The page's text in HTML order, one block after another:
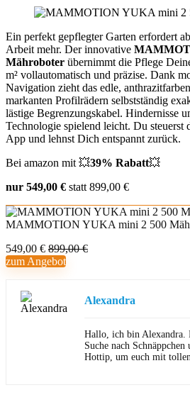
Ein perfekt gepflegter Garten erfordert
Arbeit mehr. Der innovative
Mähroboter übernimmt die Pflege
m² vollautomatisch und präzise. Dank
Navigation zieht das edle,
markanten Profilrädern selbstständig
lästige Begrenzungskabel. Hindernisse
Technologie spielend leicht. Du steuerst
App und lehnst Dich entspannt zurück.
Bei amazon mit 💥39% Rabatt💥
nur 549,00 € statt 899,00 €
MAMMOTION YUKA mini 2 500
549,00 € 899,00 €
zum Angebot
Alexandra
Hallo, ich bin Alexandra.
Suche nach
Hottip, um euch mit